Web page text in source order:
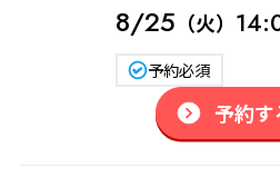
8/25 （火）
予約必須
予約す